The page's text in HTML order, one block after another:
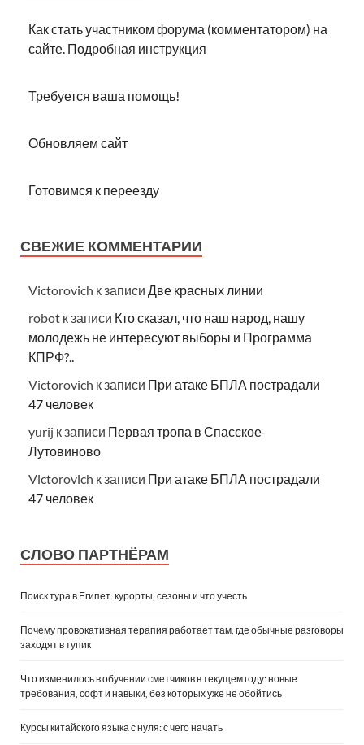
Как стать участником форума (комментатором) на
сайте. Подробная инструкция
Требуется ваша помощь!
Обновляем сайт
Готовимся к переезду
СВЕЖИЕ КОММЕНТАРИИ
Victorovich к записи Две красных линии
robot к записи Кто сказал, что наш народ, нашу
молодежь не интересуют выборы и Программа
КПРФ?..
Victorovich к записи При атаке БПЛА пострадали
47 человек
yurij к записи Первая тропа в Спасское-
Лутовиново
Victorovich к записи При атаке БПЛА пострадали
47 человек
СЛОВО ПАРТНЁРАМ
Поиск тура в Египет: курорты, сезоны и что учесть
Почему провокативная терапия работает там, где обычные разговоры
заходят в тупик
Что изменилось в обучении сметчиков в текущем году: новые
требования, софт и навыки, без которых уже не обойтись
Курсы китайского языка с нуля: с чего начать